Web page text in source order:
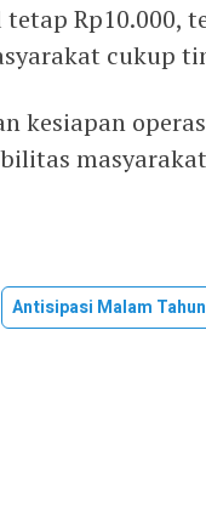
tetap
cukup
kesiapan
Antisipasi Malam